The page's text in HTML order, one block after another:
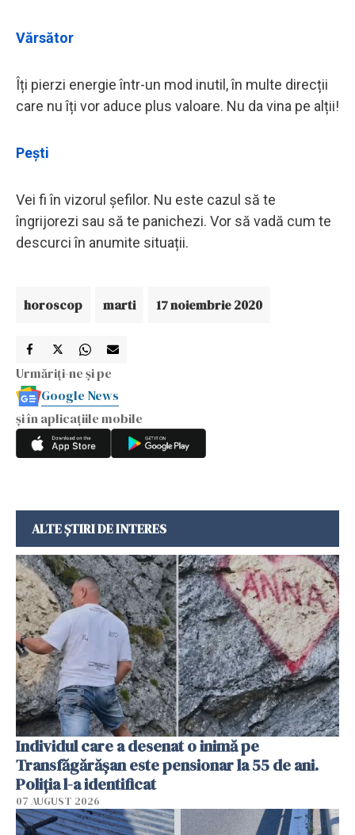
Vărsător
Îți pierzi energie într-un mod inutil, în multe direcții
care nu îți vor aduce plus valoare. Nu da vina pe alții!
Pești
Vei fi în vizorul șefilor. Nu este cazul să te
îngrijorezi sau să te panichezi. Vor să vadă cum te
descurci în anumite situații.
horoscop marti 17 noiembrie 2020
Urmăriți-ne și pe
Google News
și în aplicațiile mobile
ALTE ȘTIRI DE INTERES
Individul care a desenat o inimă pe
Transfăgărășan este pensionar la 55 de ani.
Poliția l-a identificat
07 AUGUST 2026